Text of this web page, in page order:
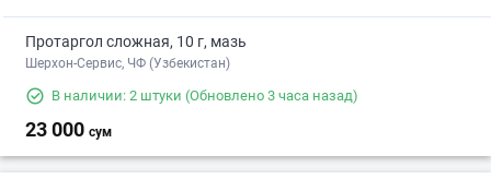
Протаргол сложная, 10 г, мазь
Шерхон-Сервис, ЧФ (Узбекистан)
В наличии: 2 штуки (Обновлено 3 часа назад)
23 000 сум